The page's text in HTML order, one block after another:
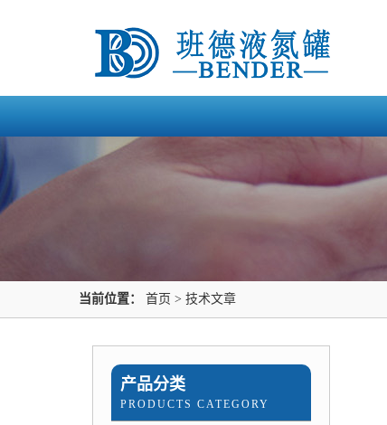
当前位置： 首页 > 技术文章
产品分类
PRODUCTS CATEGORY